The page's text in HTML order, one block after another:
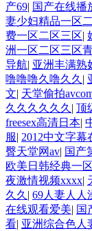
产69| 国产在线播
妻少妇精品一区
费一区二区三区|
洲一区二区三区
导航| 亚洲丰满熟
噜噜噜久噜久久 |
文| 天堂偷拍
久久久久久久 | 顶
freesex高清日本|
服| 2012中文字幕
臀天堂网av| 国产
欧美日韩经典一
夜激情视频xxxx|
久久 | 69人妻人人
在线观看爱美| 国
看| 亚洲综合色人